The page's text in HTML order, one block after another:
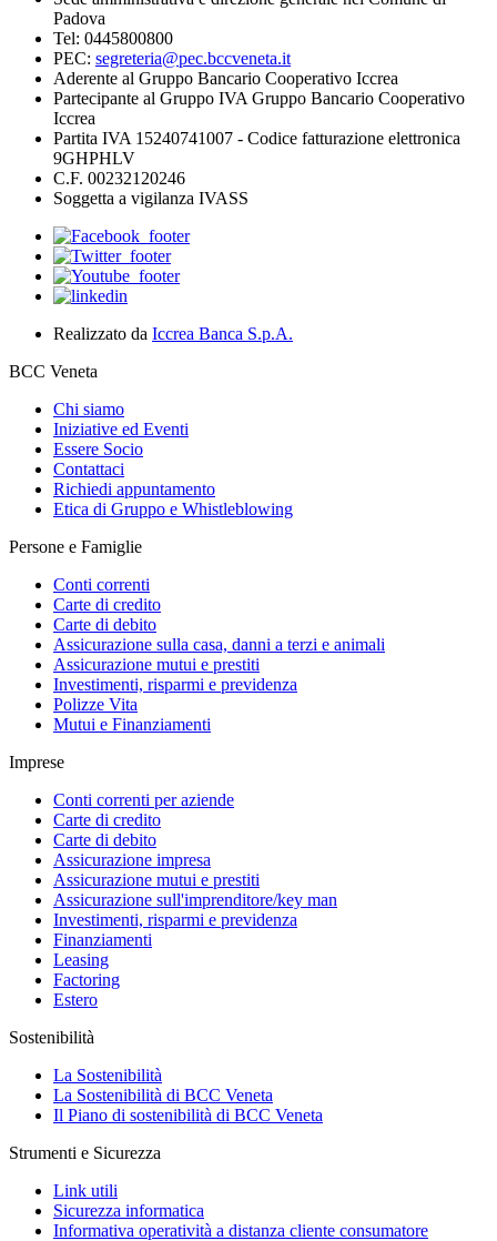
Padova
Tel: 0445800800
PEC: segreteria@pec.bccveneta.it
Aderente al Gruppo Bancario Cooperativo Iccrea
Partecipante al Gruppo IVA Gruppo Bancario Cooperativo
Iccrea
Partita IVA 15240741007 - Codice fatturazione elettronica
9GHPHLV
C.F. 00232120246
Soggetta a vigilanza IVASS
Realizzato da Iccrea Banca S.p.A.
BCC Veneta
Chi siamo
Iniziative ed Eventi
Essere Socio
Contattaci
Richiedi appuntamento
Etica di Gruppo e Whistleblowing
Persone e Famiglie
Conti correnti
Carte di credito
Carte di debito
Assicurazione sulla casa, danni a terzi e animali
Assicurazione mutui e prestiti
Investimenti, risparmi e previdenza
Polizze Vita
Mutui e Finanziamenti
Imprese
Conti correnti per aziende
Carte di credito
Carte di debito
Assicurazione impresa
Assicurazione mutui e prestiti
Assicurazione sull'imprenditore/key man
Investimenti, risparmi e previdenza
Finanziamenti
Leasing
Factoring
Estero
Sostenibilità
La Sostenibilità
La Sostenibilità di BCC Veneta
Il Piano di sostenibilità di BCC Veneta
Strumenti e Sicurezza
Link utili
Sicurezza informatica
Informativa operatività a distanza cliente consumatore